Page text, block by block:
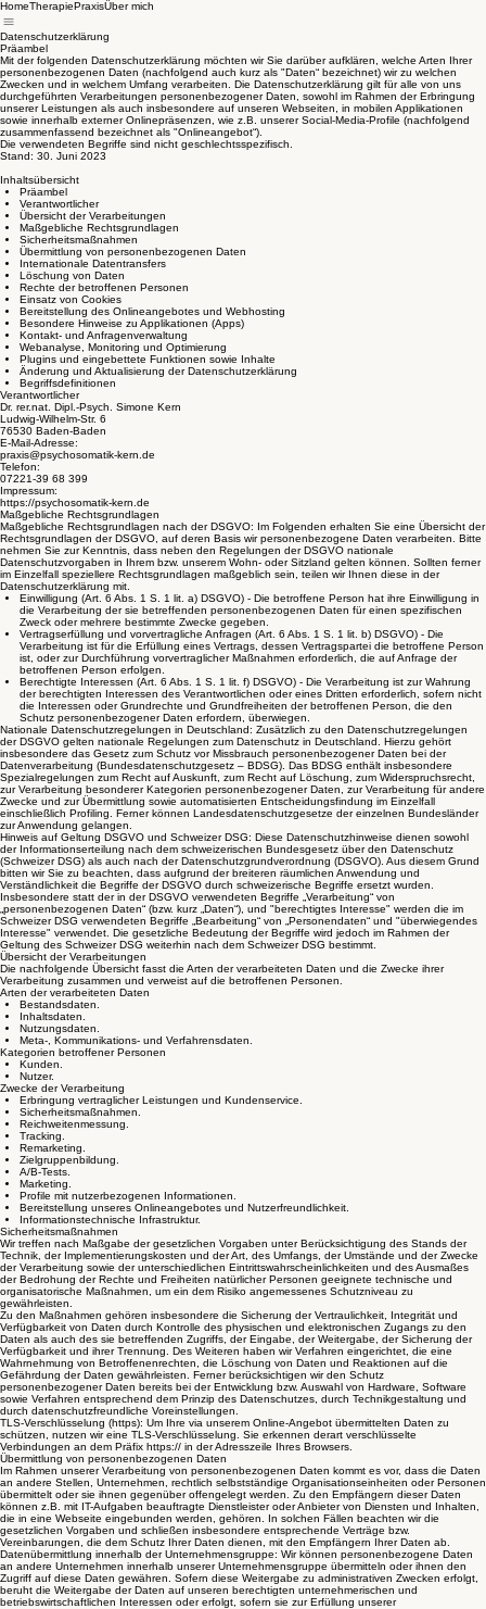
HomeTherapiePraxisÜber mich
Datenschutzerklärung
Präambel
Mit der folgenden Datenschutzerklärung möchten wir Sie darüber aufklären, welche Arten Ihrer
personenbezogenen Daten (nachfolgend auch kurz als "Daten“ bezeichnet) wir zu welchen
Zwecken und in welchem Umfang verarbeiten. Die Datenschutzerklärung gilt für alle von uns
durchgeführten Verarbeitungen personenbezogener Daten, sowohl im Rahmen der Erbringung
unserer Leistungen als auch insbesondere auf unseren Webseiten, in mobilen Applikationen
sowie innerhalb externer Onlinepräsenzen, wie z.B. unserer Social-Media-Profile (nachfolgend
zusammenfassend bezeichnet als "Onlineangebot“).
Die verwendeten Begriffe sind nicht geschlechtsspezifisch.
Stand: 30. Juni 2023
Inhaltsübersicht
Präambel
Verantwortlicher
Übersicht der Verarbeitungen
Maßgebliche Rechtsgrundlagen
Sicherheitsmaßnahmen
Übermittlung von personenbezogenen Daten
Internationale Datentransfers
Löschung von Daten
Rechte der betroffenen Personen
Einsatz von Cookies
Bereitstellung des Onlineangebotes und Webhosting
Besondere Hinweise zu Applikationen (Apps)
Kontakt- und Anfragenverwaltung
Webanalyse, Monitoring und Optimierung
Plugins und eingebettete Funktionen sowie Inhalte
Änderung und Aktualisierung der Datenschutzerklärung
Begriffsdefinitionen
Verantwortlicher
Dr. rer.nat. Dipl.-Psych. Simone Kern
Ludwig-Wilhelm-Str. 6
76530 Baden-Baden
E-Mail-Adresse:
praxis@psychosomatik-kern.de
Telefon:
07221-39 68 399
Impressum:
https://psychosomatik-kern.de
Maßgebliche Rechtsgrundlagen
Maßgebliche Rechtsgrundlagen nach der DSGVO: Im Folgenden erhalten Sie eine Übersicht der
Rechtsgrundlagen der DSGVO, auf deren Basis wir personenbezogene Daten verarbeiten. Bitte
nehmen Sie zur Kenntnis, dass neben den Regelungen der DSGVO nationale
Datenschutzvorgaben in Ihrem bzw. unserem Wohn- oder Sitzland gelten können. Sollten ferner
im Einzelfall speziellere Rechtsgrundlagen maßgeblich sein, teilen wir Ihnen diese in der
Datenschutzerklärung mit.
Einwilligung (Art. 6 Abs. 1 S. 1 lit. a) DSGVO) - Die betroffene Person hat ihre Einwilligung in
die Verarbeitung der sie betreffenden personenbezogenen Daten für einen spezifischen
Zweck oder mehrere bestimmte Zwecke gegeben.
Vertragserfüllung und vorvertragliche Anfragen (Art. 6 Abs. 1 S. 1 lit. b) DSGVO) - Die
Verarbeitung ist für die Erfüllung eines Vertrags, dessen Vertragspartei die betroffene Person
ist, oder zur Durchführung vorvertraglicher Maßnahmen erforderlich, die auf Anfrage der
betroffenen Person erfolgen.
Berechtigte Interessen (Art. 6 Abs. 1 S. 1 lit. f) DSGVO) - Die Verarbeitung ist zur Wahrung
der berechtigten Interessen des Verantwortlichen oder eines Dritten erforderlich, sofern nicht
die Interessen oder Grundrechte und Grundfreiheiten der betroffenen Person, die den
Schutz personenbezogener Daten erfordern, überwiegen.
Nationale Datenschutzregelungen in Deutschland: Zusätzlich zu den Datenschutzregelungen
der DSGVO gelten nationale Regelungen zum Datenschutz in Deutschland. Hierzu gehört
insbesondere das Gesetz zum Schutz vor Missbrauch personenbezogener Daten bei der
Datenverarbeitung (Bundesdatenschutzgesetz – BDSG). Das BDSG enthält insbesondere
Spezialregelungen zum Recht auf Auskunft, zum Recht auf Löschung, zum Widerspruchsrecht,
zur Verarbeitung besonderer Kategorien personenbezogener Daten, zur Verarbeitung für andere
Zwecke und zur Übermittlung sowie automatisierten Entscheidungsfindung im Einzelfall
einschließlich Profiling. Ferner können Landesdatenschutzgesetze der einzelnen Bundesländer
zur Anwendung gelangen.
Hinweis auf Geltung DSGVO und Schweizer DSG: Diese Datenschutzhinweise dienen sowohl
der Informationserteilung nach dem schweizerischen Bundesgesetz über den Datenschutz
(Schweizer DSG) als auch nach der Datenschutzgrundverordnung (DSGVO). Aus diesem Grund
bitten wir Sie zu beachten, dass aufgrund der breiteren räumlichen Anwendung und
Verständlichkeit die Begriffe der DSGVO durch schweizerische Begriffe ersetzt wurden.
Insbesondere statt der in der DSGVO verwendeten Begriffe „Verarbeitung“ von
„personenbezogenen Daten“ (bzw. kurz „Daten“), und "berechtigtes Interesse" werden die im
Schweizer DSG verwendeten Begriffe „Bearbeitung“ von „Personendaten“ und "überwiegendes
Interesse" verwendet. Die gesetzliche Bedeutung der Begriffe wird jedoch im Rahmen der
Geltung des Schweizer DSG weiterhin nach dem Schweizer DSG bestimmt.
Übersicht der Verarbeitungen
Die nachfolgende Übersicht fasst die Arten der verarbeiteten Daten und die Zwecke ihrer
Verarbeitung zusammen und verweist auf die betroffenen Personen.
Arten der verarbeiteten Daten
Bestandsdaten.
Inhaltsdaten.
Nutzungsdaten.
Meta-, Kommunikations- und Verfahrensdaten.
Kategorien betroffener Personen
Kunden.
Nutzer.
Zwecke der Verarbeitung
Erbringung vertraglicher Leistungen und Kundenservice.
Sicherheitsmaßnahmen.
Reichweitenmessung.
Tracking.
Remarketing.
Zielgruppenbildung.
A/B-Tests.
Marketing.
Profile mit nutzerbezogenen Informationen.
Bereitstellung unseres Onlineangebotes und Nutzerfreundlichkeit.
Informationstechnische Infrastruktur.
Sicherheitsmaßnahmen
Wir treffen nach Maßgabe der gesetzlichen Vorgaben unter Berücksichtigung des Stands der
Technik, der Implementierungskosten und der Art, des Umfangs, der Umstände und der Zwecke
der Verarbeitung sowie der unterschiedlichen Eintrittswahrscheinlichkeiten und des Ausmaßes
der Bedrohung der Rechte und Freiheiten natürlicher Personen geeignete technische und
organisatorische Maßnahmen, um ein dem Risiko angemessenes Schutzniveau zu
gewährleisten.
Zu den Maßnahmen gehören insbesondere die Sicherung der Vertraulichkeit, Integrität und
Verfügbarkeit von Daten durch Kontrolle des physischen und elektronischen Zugangs zu den
Daten als auch des sie betreffenden Zugriffs, der Eingabe, der Weitergabe, der Sicherung der
Verfügbarkeit und ihrer Trennung. Des Weiteren haben wir Verfahren eingerichtet, die eine
Wahrnehmung von Betroffenenrechten, die Löschung von Daten und Reaktionen auf die
Gefährdung der Daten gewährleisten. Ferner berücksichtigen wir den Schutz
personenbezogener Daten bereits bei der Entwicklung bzw. Auswahl von Hardware, Software
sowie Verfahren entsprechend dem Prinzip des Datenschutzes, durch Technikgestaltung und
durch datenschutzfreundliche Voreinstellungen.
TLS-Verschlüsselung (https): Um Ihre via unserem Online-Angebot übermittelten Daten zu
schützen, nutzen wir eine TLS-Verschlüsselung. Sie erkennen derart verschlüsselte
Verbindungen an dem Präfix https:// in der Adresszeile Ihres Browsers.
Übermittlung von personenbezogenen Daten
Im Rahmen unserer Verarbeitung von personenbezogenen Daten kommt es vor, dass die Daten
an andere Stellen, Unternehmen, rechtlich selbstständige Organisationseinheiten oder Personen
übermittelt oder sie ihnen gegenüber offengelegt werden. Zu den Empfängern dieser Daten
können z.B. mit IT-Aufgaben beauftragte Dienstleister oder Anbieter von Diensten und Inhalten,
die in eine Webseite eingebunden werden, gehören. In solchen Fällen beachten wir die
gesetzlichen Vorgaben und schließen insbesondere entsprechende Verträge bzw.
Vereinbarungen, die dem Schutz Ihrer Daten dienen, mit den Empfängern Ihrer Daten ab.
Datenübermittlung innerhalb der Unternehmensgruppe: Wir können personenbezogene Daten
an andere Unternehmen innerhalb unserer Unternehmensgruppe übermitteln oder ihnen den
Zugriff auf diese Daten gewähren. Sofern diese Weitergabe zu administrativen Zwecken erfolgt,
beruht die Weitergabe der Daten auf unseren berechtigten unternehmerischen und
betriebswirtschaftlichen Interessen oder erfolgt, sofern sie zur Erfüllung unserer